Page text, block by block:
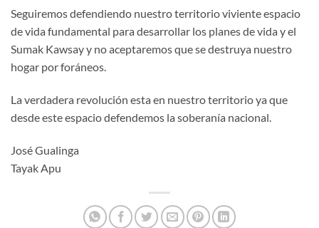
Seguiremos defendiendo nuestro territorio viviente espacio
de vida fundamental para desarrollar los planes de vida y el
Sumak Kawsay y no aceptaremos que se destruya nuestro
hogar por foráneos.
La verdadera revolución esta en nuestro territorio ya que
desde este espacio defendemos la soberanía nacional.
José Gualinga
Tayak Apu